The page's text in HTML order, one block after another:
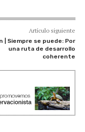
Artículo siguiente
| Siempre se puede: Por
una ruta de desarrollo
coherente